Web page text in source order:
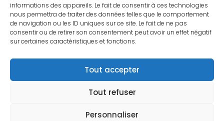
informations des appareils. Le fait de consentir à ces technologies
nous permettra de traiter des données telles que le comportement
de navigation ou les ID uniques sur ce site. Le fait de ne pas
consentir ou de retirer son consentement peut avoir un effet négatif
sur certaines caractéristiques et fonctions.
Tout accepter
Tout refuser
Personnaliser
Politique de confidentialité
© 2026 AFCP. Tous droits réservés.